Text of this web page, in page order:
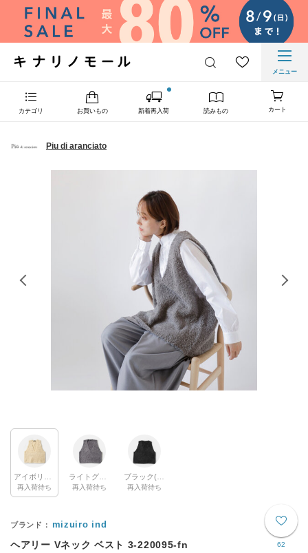
メニュー
カテゴリ お買いもの 新着再入荷 読みもの カート
Piu di aranciato
再入荷待ち 再入荷待ち 再入荷待ち
62
mizuiro ind
ヘアリー Vネック ベスト 3-220095-fn